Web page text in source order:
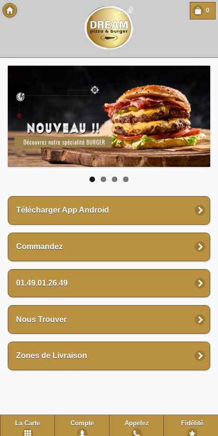
0
Télécharger App Android
Commandez
01.49.01.26.49
Nous Trouver
Zones de Livraison
La Carte Compte Appelez Fidélité
Copyright 2013 Des-Click Com